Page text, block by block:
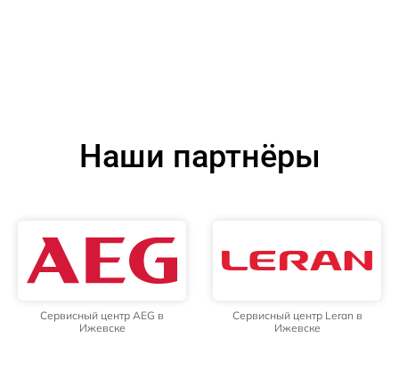
Наши партнёры
Сервисный центр AEG в
Ижевске
Сервисный центр Leran в
Ижевске